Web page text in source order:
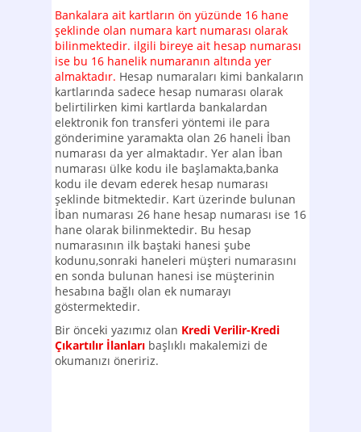
Bankalara ait kartların ön yüzünde 16 hane
şeklinde olan numara kart numarası olarak
bilinmektedir. ilgili bireye ait hesap numarası
ise bu 16 hanelik numaranın altında yer
almaktadır. Hesap numaraları kimi bankaların
kartlarında sadece hesap numarası olarak
belirtilirken kimi kartlarda bankalardan
elektronik fon transferi yöntemi ile para
gönderimine yaramakta olan 26 haneli İban
numarası da yer almaktadır. Yer alan İban
numarası ülke kodu ile başlamakta,banka
kodu ile devam ederek hesap numarası
şeklinde bitmektedir. Kart üzerinde bulunan
İban numarası 26 hane hesap numarası ise 16
hane olarak bilinmektedir. Bu hesap
numarasının ilk baştaki hanesi şube
kodunu,sonraki haneleri müşteri numarasını
en sonda bulunan hanesi ise müşterinin
hesabına bağlı olan ek numarayı
göstermektedir.
Bir önceki yazımız olan Kredi Verilir-Kredi
Çıkartılır İlanları başlıklı makalemizi de
okumanızı öneririz.